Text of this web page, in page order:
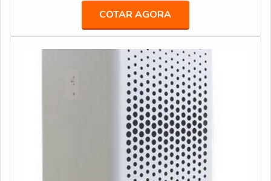
em alumínio e inox, possuem vedação entre o meio
filtrantes e a moldura de vedação em poliuretano rígido,
o que garante a estanqueidade d
COTAR AGORA